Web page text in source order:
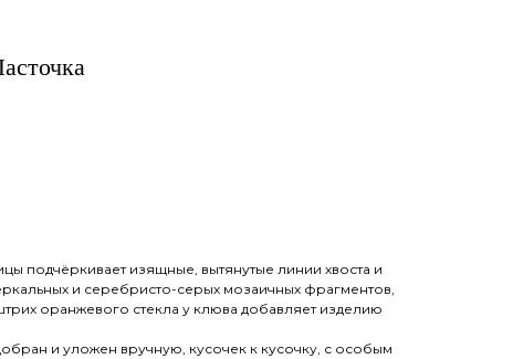
подчёркивает изящные, вытянутые линии хвоста и
и серебристо-серых мозаичных фрагментов,
оранжевого стекла у клюва добавляет изделию
и уложен вручную, кусочек к кусочку, с особым